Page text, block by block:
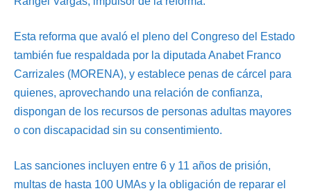
Esta reforma que avaló el pleno del Congreso del Estado
también fue respaldada por la diputada Anabet Franco
Carrizales (MORENA), y establece penas de cárcel para
quienes, aprovechando una relación de confianza,
dispongan de los recursos de personas adultas mayores
o con discapacidad sin su consentimiento.
Las sanciones incluyen entre 6 y 11 años de prisión,
multas de hasta 100 UMAs y la obligación de reparar el